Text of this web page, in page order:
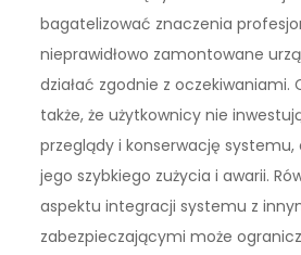
bagatelizować znaczenia
nieprawidłowo zamontowane
działać zgodnie z oczekiwaniami.
także, że użytkownicy nie
przeglądy i konserwację systemu,
jego szybkiego zużycia i awarii.
aspektu integracji systemu z
zabezpieczającymi może